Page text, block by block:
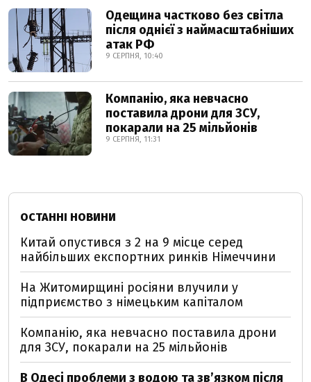
Одещина частково без світла
після однієї з наймасштабніших
атак РФ
9 СЕРПНЯ, 10:40
Компанію, яка невчасно
поставила дрони для ЗСУ,
покарали на 25 мільйонів
9 СЕРПНЯ, 11:31
ОСТАННІ НОВИНИ
Китай опустився з 2 на 9 місце серед
найбільших експортних ринків Німеччини
На Житомирщині росіяни влучили у
підприємство з німецьким капіталом
Компанію, яка невчасно поставила дрони
для ЗСУ, покарали на 25 мільйонів
В Одесі проблеми з водою та звʼязком після